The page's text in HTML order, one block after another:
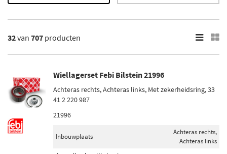
1600 Gt
2 Serie
×
Resultaten
×
Merk
SKF (52)
Maxgear (45)
32van 707 producten
Wiellagerset Febi Bilstein 21996
Achteras rechts, Achteras links, Met zekerheidsring, 33
41 2 220 987
21996
Inbouwplaats
Achteras rechts,
Achteras links